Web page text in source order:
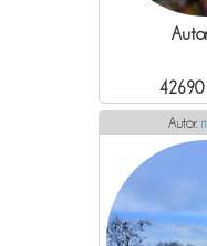
Autor: